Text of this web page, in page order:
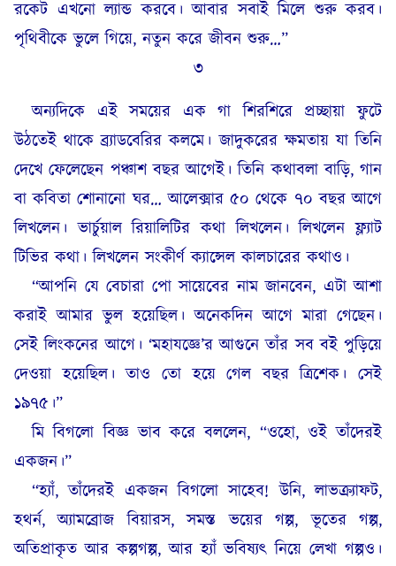
রকেট এখনো ল্যান্ড করবে। আবার সবাই মিলে শুরু করব।
পৃথিবীকে ভুলে গিয়ে, নতুন করে জীবন শুরু…”
৩
অন্যদিকে এই সময়ের এক গা শিরশিরে প্রচ্ছায়া ফুটে
উঠতেই থাকে ব্র্যাডবেরির কলমে। জাদুকরের ক্ষমতায় যা তিনি
দেখে ফেলেছেন পঞ্চাশ বছর আগেই। তিনি কথাবলা বাড়ি, গান
বা কবিতা শোনানো ঘর… আলেক্সার ৫০ থেকে ৭০ বছর আগে
লিখলেন। ভার্চুয়াল রিয়ালিটির কথা লিখলেন। লিখলেন ফ্ল্যাট
টিভির কথা। লিখলেন সংকীর্ণ ক্যান্সেল কালচারের কথাও।
“আপনি যে বেচারা পো সায়েবের নাম জানবেন, এটা আশা
করাই আমার ভুল হয়েছিল। অনেকদিন আগে মারা গেছেন।
সেই লিংকনের আগে। ‘মহাযজ্ঞে’র আগুনে তাঁর সব বই পুড়িয়ে
দেওয়া হয়েছিল। তাও তো হয়ে গেল বছর ত্রিশেক। সেই
১৯৭৫।”
মি বিগলো বিজ্ঞ ভাব করে বললেন, “ওহো, ওই তাঁদেরই
একজন।”
“হ্যাঁ, তাঁদেরই একজন বিগলো সাহেব! উনি, লাভক্র্যাফট,
হথর্ন, অ্যামব্রোজ বিয়ারস, সমস্ত ভয়ের গল্প, ভূতের গল্প,
অতিপ্রাকৃত আর কল্পগল্প, আর হ্যাঁ ভবিষ্যৎ নিয়ে লেখা গল্পও।